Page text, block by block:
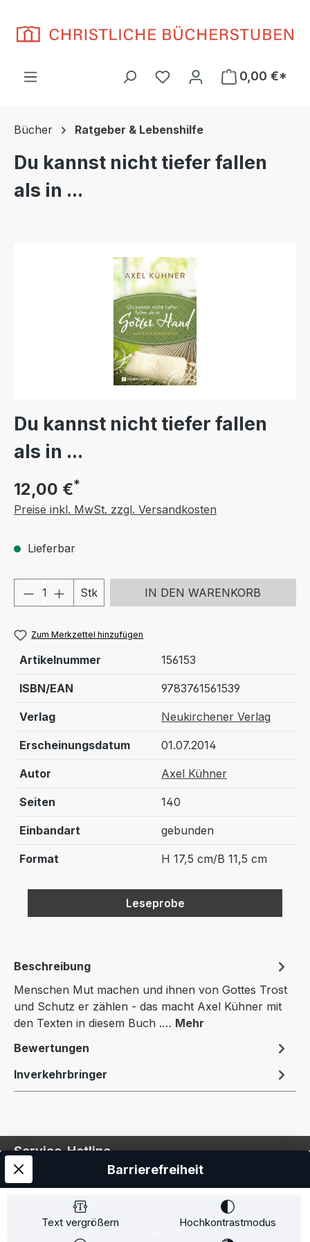
Du hast 0 Produkte auf
0,00 €*
Bücher Ratgeber & Lebenshilfe
Du kannst nicht tiefer fallen
als in ...
Du kannst nicht tiefer fallen
als in ...
12,00 €*
Preise inkl. MwSt. zzgl. Versandkosten
Lieferbar
Produkt Anzahl: Gib den
Stk IN DEN WARENKORB
Zum Merkzettel hinzufügen
Artikelnummer 156153
ISBN/EAN 9783761561539
Verlag Neukirchener Verlag
Erscheinungsdatum 01.07.2014
Autor Axel Kühner
Seiten 140
Einbandart gebunden
Format H 17,5 cm/B 11,5 cm
Leseprobe
Beschreibung
Menschen Mut machen und ihnen von Gottes Trost
und Schutz er zählen - das macht Axel Kühner mit
den Texten in diesem Buch .… Mehr
Bewertungen
Inverkehrbringer
Service-Hotline
Service
Information
Text vergrößern Hochkontrastmodus
Barrierefreiheit